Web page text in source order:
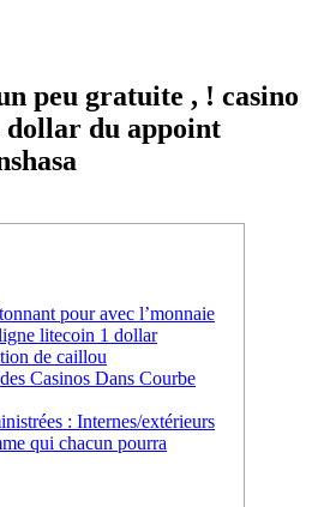
peu gratuite , ! casino
dollar du appoint
pour avec l’monnaie
litecoin 1 dollar
de caillou
Casinos Dans Courbe
: Internes/extérieurs
qui chacun pourra